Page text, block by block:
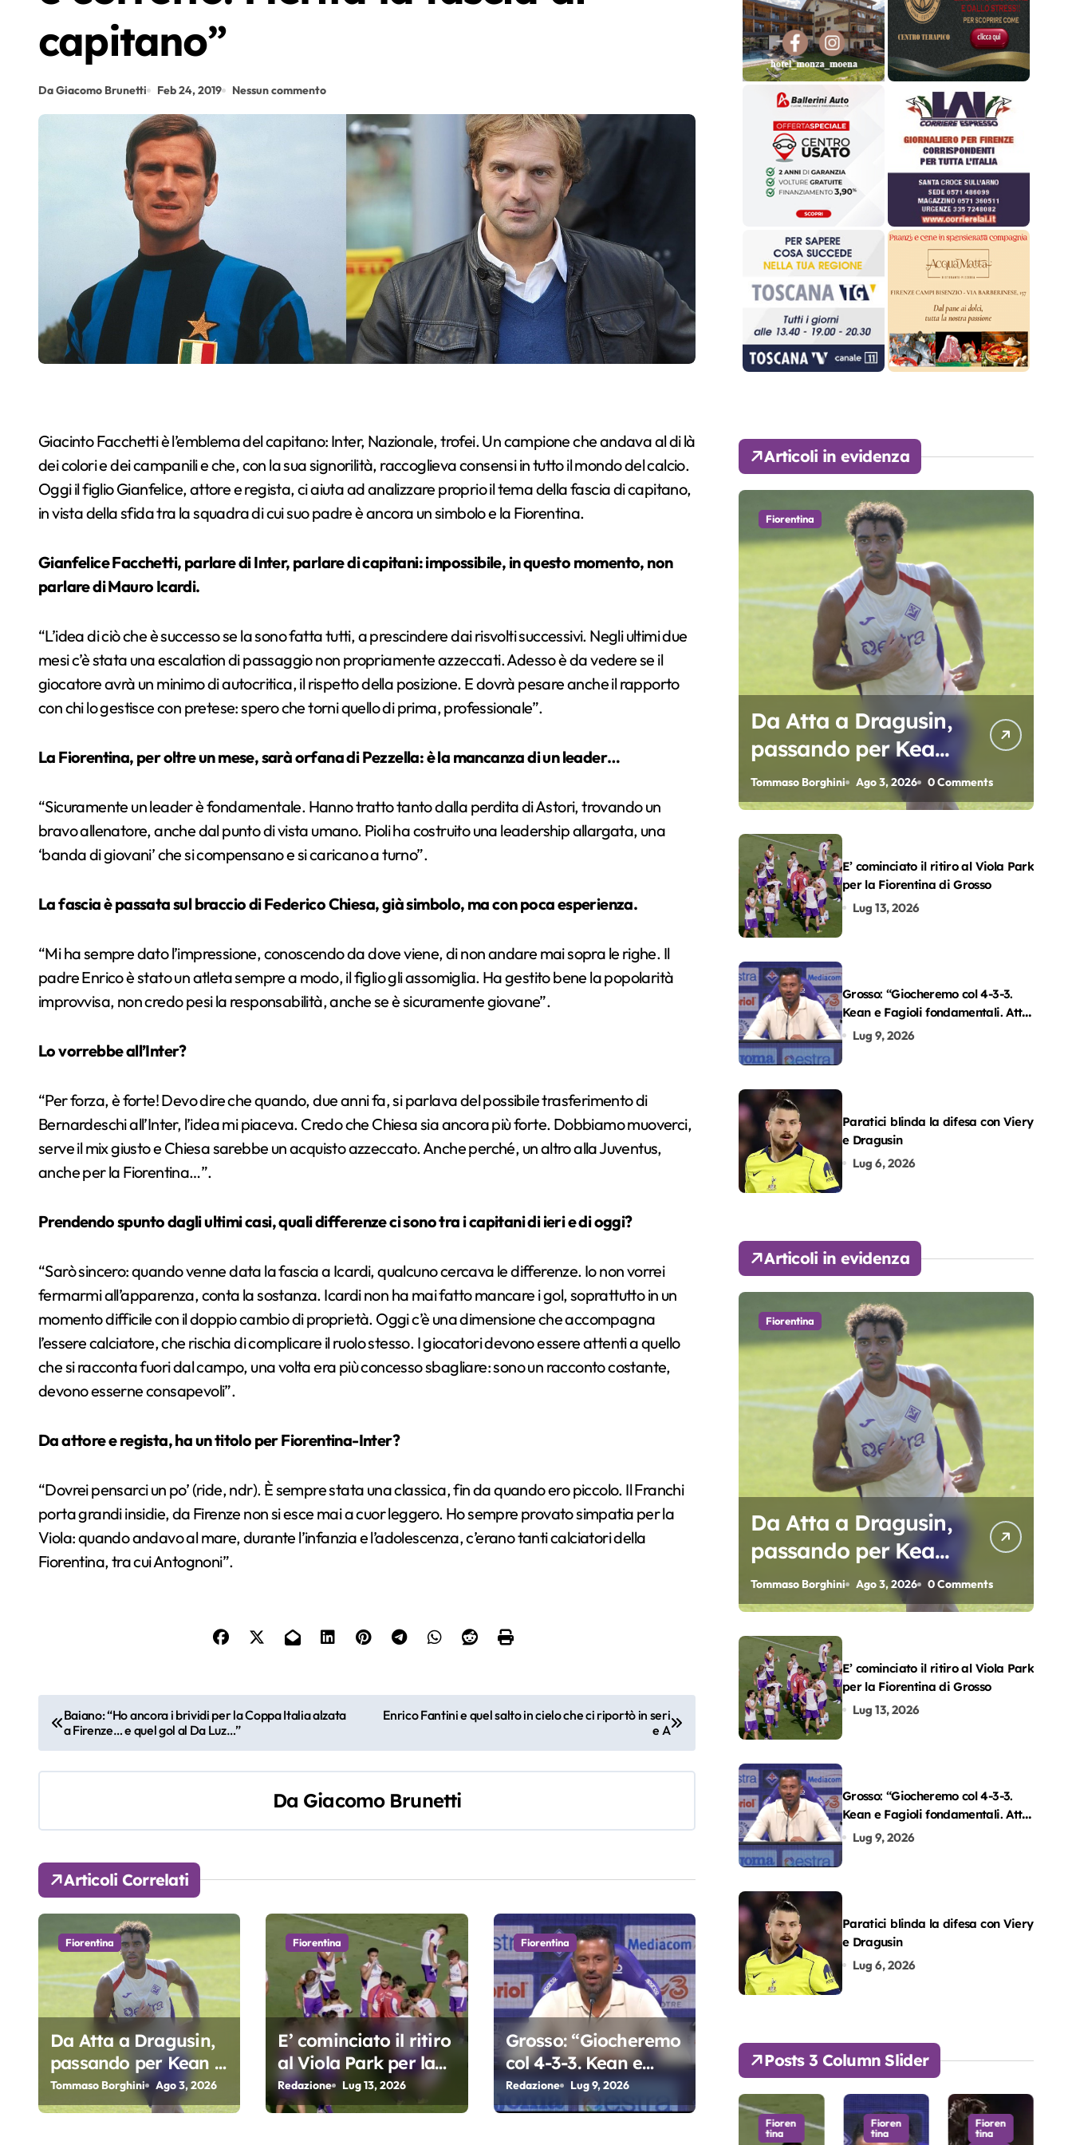
capitano”
Da Giacomo Brunetti Feb 24, 2019 Nessun commento
Giacinto Facchetti è l’emblema del capitano: Inter, Nazionale, trofei. Un campione che andava al di là
dei colori e dei campanili e che, con la sua signorilità, raccoglieva consensi in tutto il mondo del calcio.
Oggi il figlio Gianfelice, attore e regista, ci aiuta ad analizzare proprio il tema della fascia di capitano,
in vista della sfida tra la squadra di cui suo padre è ancora un simbolo e la Fiorentina.
Gianfelice Facchetti, parlare di Inter, parlare di capitani: impossibile, in questo momento, non
parlare di Mauro Icardi.
“L’idea di ciò che è successo se la sono fatta tutti, a prescindere dai risvolti successivi. Negli ultimi due
mesi c’è stata una escalation di passaggio non propriamente azzeccati. Adesso è da vedere se il
giocatore avrà un minimo di autocritica, il rispetto della posizione. E dovrà pesare anche il rapporto
con chi lo gestisce con pretese: spero che torni quello di prima, professionale”.
La Fiorentina, per oltre un mese, sarà orfana di Pezzella: è la mancanza di un leader…
“Sicuramente un leader è fondamentale. Hanno tratto tanto dalla perdita di Astori, trovando un
bravo allenatore, anche dal punto di vista umano. Pioli ha costruito una leadership allargata, una
‘banda di giovani’ che si compensano e si caricano a turno”.
La fascia è passata sul braccio di Federico Chiesa, già simbolo, ma con poca esperienza.
“Mi ha sempre dato l’impressione, conoscendo da dove viene, di non andare mai sopra le righe. Il
padre Enrico è stato un atleta sempre a modo, il figlio gli assomiglia. Ha gestito bene la popolarità
improvvisa, non credo pesi la responsabilità,anche seè sicuramente giovane”.
Lo vorrebbe all’Inter?
“Per forza, è forte! Devo dire che quando, due anni fa, si parlava del possibile trasferimento di
Bernardeschi all’Inter, l’idea mi piaceva. Credo che Chiesa sia ancora più forte. Dobbiamo muoverci,
serve il mix giusto e Chiesa sarebbe un acquisto azzeccato. Anche perché, un altro alla Juventus,
anche per la Fiorentina…”.
Prendendo spunto dagli ultimi casi, quali differenze ci sono tra i capitani di ieri e di oggi?
“Sarò sincero: quando venne data la fascia a Icardi, qualcuno cercava le differenze. Io non vorrei
fermarmi all’apparenza, conta la sostanza. Icardi non ha mai fatto mancare i gol, soprattutto in un
momento difficile con il doppio cambio di proprietà. Oggi c’è una dimensione che accompagna
l’essere calciatore, che rischia di complicare il ruolo stesso. I giocatori devono essere attenti a quello
che si racconta fuori dal campo, una volta era più concesso sbagliare: sono un racconto costante,
devono esserne consapevoli”.
Da attore e regista, ha un titolo per Fiorentina-Inter?
“Dovrei pensarci un po’ (ride, ndr). È sempre stata una classica, fin da quando ero piccolo. Il Franchi
porta grandi insidie, da Firenze non si esce mai a cuor leggero. Ho sempre provato simpatia per la
Viola: quando andavo al mare, durante l’infanzia e l’adolescenza, c’erano tanti calciatori della
Fiorentina, tra cui Antognoni”.
N
a
v
g
a
z
i
o
n
a
r
Baiano: “Ho ancora i brividi per la Coppa Italia alzata
a Firenze… e quel gol al Da Luz…”
Enrico Fantini e quel salto in cielo che ci riportò in seri
e A
Da Giacomo Brunetti
Articoli Correlati
Fiorentina
Da Atta a Dragusin,
passando per Kean e
Piccoli. A chi gli oscar
del precampionato?
Tommaso Borghini Ago 3, 2026
Fiorentina
E’ cominciato il ritiro
al Viola Park per la
Fiorentina di Grosso
Redazione Lug 13, 2026
Fiorentina
Grosso: “Giocheremo
col 4-3-3. Kean e
Fagioli fondamentali.
Atta grande colpo”
Redazione Lug 9, 2026
Articoli in evidenza
Fiorentina
Da Atta a Dragusin,
passando per Kean
e Piccoli. A chi gli
oscar del
precampionato?
Tommaso Borghini Ago 3, 2026 0 Comments
E’ cominciato il ritiro al Viola Park
per la Fiorentina di Grosso
Lug 13, 2026
Grosso: “Giocheremo col 4-3-3.
Kean e Fagioli fondamentali. Atta
grande colpo”
Lug 9, 2026
Paratici blinda la difesa con Viery
e Dragusin
Lug 6, 2026
Articoli in evidenza
Fiorentina
Da Atta a Dragusin,
passando per Kean
e Piccoli. A chi gli
oscar del
precampionato?
Tommaso Borghini Ago 3, 2026 0 Comments
E’ cominciato il ritiro al Viola Park
per la Fiorentina di Grosso
Lug 13, 2026
Grosso: “Giocheremo col 4-3-3.
Kean e Fagioli fondamentali. Atta
grande colpo”
Lug 9, 2026
Paratici blinda la difesa con Viery
e Dragusin
Lug 6, 2026
Posts 3 Column Slider
Fioren
tina
Fioren
tina
Fioren
tina